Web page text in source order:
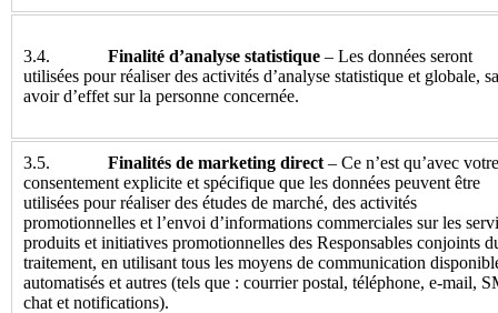
3.4. Finalité d’analyse statistique – Les données seront
utilisées pour réaliser des activités d’analyse statistique et globale,
avoir d’effet sur la personne concernée.
3.5. Finalités de marketing direct – Ce n’est qu’avec votre
consentement explicite et spécifique que les données peuvent être
utilisées pour réaliser des études de marché, des activités
promotionnelles et l’envoi d’informations commerciales sur les
produits et initiatives promotionnelles des Responsables conjoints
traitement, en utilisant tous les moyens de communication
automatisés et autres (tels que : courrier postal, téléphone, e-mail,
chat et notifications).